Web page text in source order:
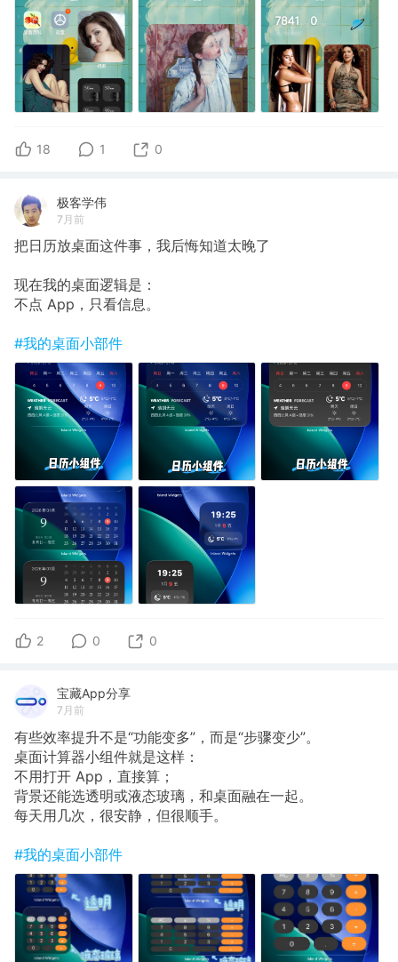
18 1 0
极客学伟
7月前
把日历放桌面这件事，我后悔知道太晚了
现在我的桌面逻辑是：
不点 App，只看信息。
#我的桌面小部件
2 0 0
宝藏App分享
7月前
有些效率提升不是“功能变多”，而是“步骤变少”。
桌面计算器小组件就是这样：
不用打开 App，直接算；
背景还能选透明或液态玻璃，和桌面融在一起。
每天用几次，很安静，但很顺手。
#我的桌面小部件